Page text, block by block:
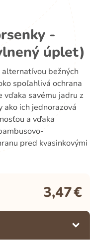
-
úplet)
bežných
spoľahlivá ochrana
savému jadru z
ich jednorazová
a vďaka
pred kvasinkovými
3,47€